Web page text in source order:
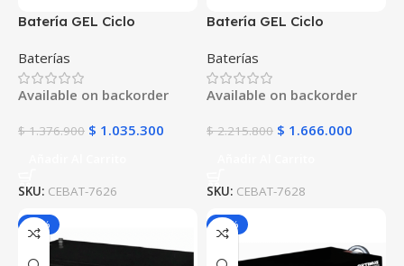
Batería GEL Ciclo
POWEST FLS121000DC |
Energía Solar | Deep Cycle
VRLA | Off-Grid
Baterías
Available on backorder
$1.376.900 $ 1.035.300
SKU: CEBAT-7626
Batería GEL Ciclo
POWEST FLS121500DC |
Energía Solar | Deep Cycle
VRLA | Off-Grid
Baterías
Available on backorder
$2.215.800 $ 1.666.000
SKU: CEBAT-7628
-25% -25%